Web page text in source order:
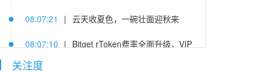
08:07:21 | 云天收夏色，一碗壮面迎秋来
08:07:10 | Bitget rToken费率全面升级，VIP
及PRO用户可享受阶梯费率及手续费折扣
关注度